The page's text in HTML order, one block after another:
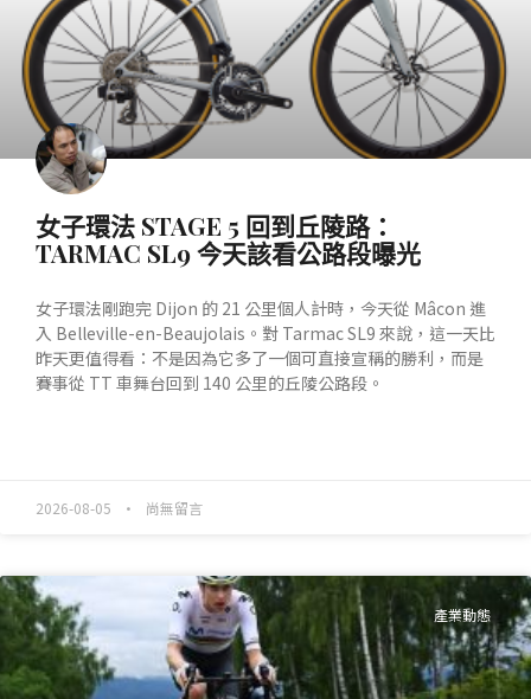
女子環法 STAGE 5 回到丘陵路：
TARMAC SL9 今天該看公路段曝光
女子環法剛跑完 Dijon 的 21 公里個人計時，今天從 Mâcon 進
入 Belleville-en-Beaujolais。對 Tarmac SL9 來說，這一天比
昨天更值得看：不是因為它多了一個可直接宣稱的勝利，而是
賽事從 TT 車舞台回到 140 公里的丘陵公路段。
2026-08-05 尚無留言
產業動態